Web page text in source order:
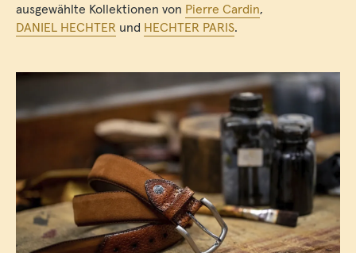
ausgewählte Kollektionen von Pierre Cardin,
DANIEL HECHTER und HECHTER PARIS.